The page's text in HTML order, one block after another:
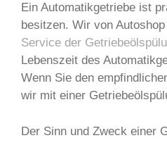
Ein Automatikgetriebe ist
besitzen. Wir von
Service der
Lebenszeit des
Wenn Sie den
wir mit einer
Der Sinn und Zweck einer